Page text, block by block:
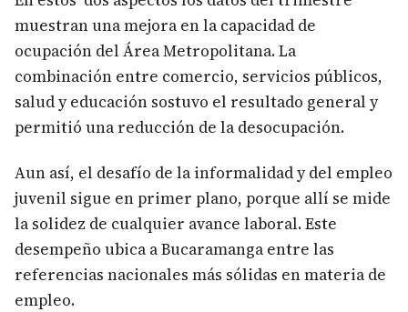
muestran una mejora en la capacidad de
ocupación del Área Metropolitana. La
combinación entre comercio, servicios públicos,
salud y educación sostuvo el resultado general y
permitió una reducción de la desocupación.
Aun así, el desafío de la informalidad y del empleo
juvenil sigue en primer plano, porque allí se mide
la solidez de cualquier avance laboral. Este
desempeño ubica a Bucaramanga entre las
referencias nacionales más sólidas en materia de
empleo.